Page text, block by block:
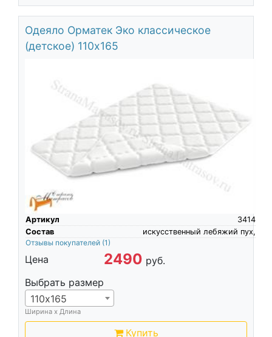
Одеяло Орматек Эко классическое
(детское) 110х165
Артикул
3414
Состав
искусственный лебяжий пух,
Отзывы покупателей (1)
Цена 2490 руб.
Выбрать размер
110х165
Ширина х Длина
Купить